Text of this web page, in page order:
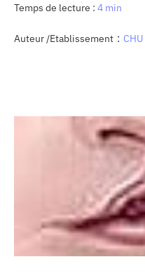
nous
ce qu’un CHU ?
4 min
Auteur /Etablissement :